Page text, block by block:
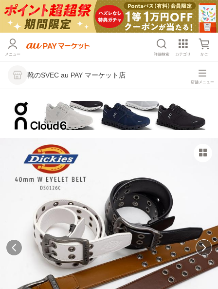
メニュー 詳細検索 カテゴリ かご
靴のSVEC au PAY マーケット店
店舗メニュー